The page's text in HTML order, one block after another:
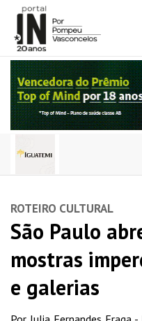
ROTEIRO CULTURAL
São Paulo
mostras
e galerias